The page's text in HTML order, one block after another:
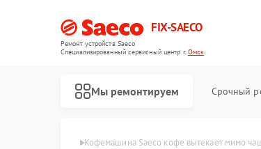
FIX-SAECO
Ремонт устройств Saeco
Специализированный cервисный центр г.Омск
Мы ремонтируем Срочный
Кофемашина Saeco кофе вытекает мимо